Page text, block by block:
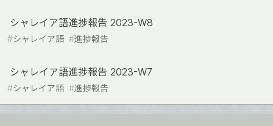
シャレイア語進捗報告 2023-W8
#シャレイア語 #進捗報告
シャレイア語進捗報告 2023-W7
#シャレイア語 #進捗報告